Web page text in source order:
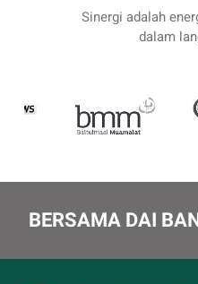
Sinergi adalah
dalam
BERSAMA DAI